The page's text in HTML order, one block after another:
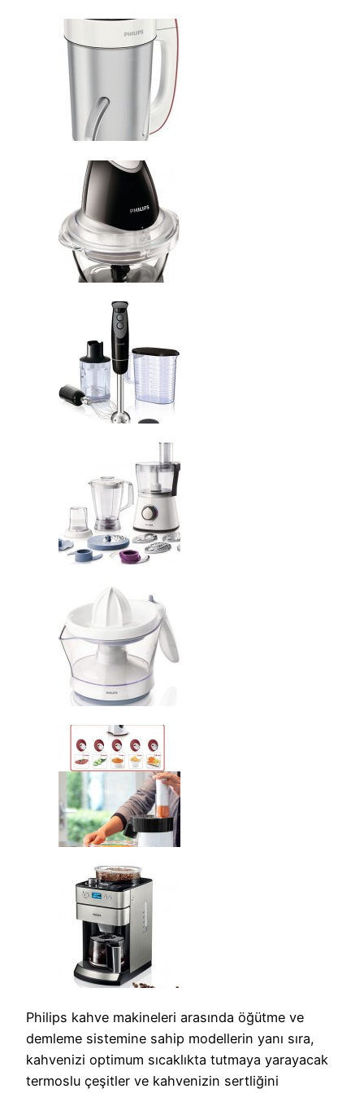
Philips kahve makineleri arasında öğütme ve
demleme sistemine sahip modellerin yanı sıra,
kahvenizi optimum sıcaklıkta tutmaya yarayacak
termoslu çeşitler ve kahvenizin sertliğini